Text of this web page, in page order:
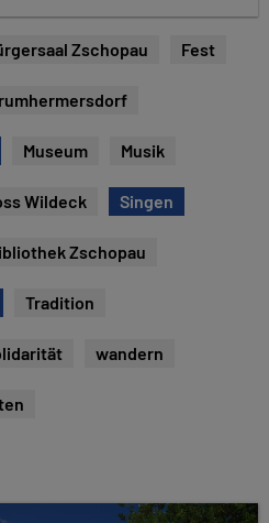
Zschopau Fest
Museum Musik
Wildeck Singen
Zschopau
Tradition
wandern